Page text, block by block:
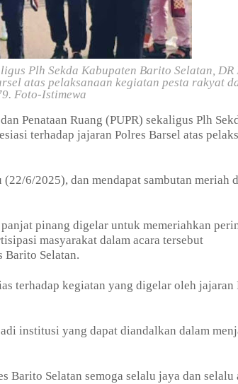
Plh Sekda Kabupaten Barito Selatan,
atas pelaksanaan kegiatan pesta rakyat
Foto-Istimewa
Penataan Ruang (PUPR) sekaligus Plh
terhadap jajaran Polres Barsel atas
6/2025), dan mendapat sambutan meriah
pinang digelar untuk memeriahkan
masyarakat dalam acara tersebut
Barito Selatan.
terhadap kegiatan yang digelar oleh jajaran
institusi yang dapat diandalkan dalam
Barito Selatan semoga selalu jaya dan selalu